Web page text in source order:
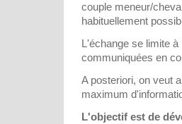
couple meneur/
habituellement
L'échange se limite
communiquées en
A posteriori, on veut
maximum
L'objectif est de